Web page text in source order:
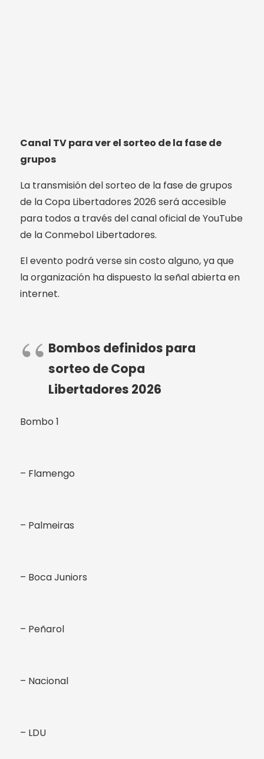
Canal TV para ver el sorteo de la fase de
grupos
La transmisión del sorteo de la fase de grupos
de la Copa Libertadores 2026 será accesible
para todos a través del canal oficial de YouTube
de la Conmebol Libertadores.
El evento podrá verse sin costo alguno, ya que
la organización ha dispuesto la señal abierta en
internet.
Bombos definidos para
sorteo de Copa
Libertadores 2026
Bombo 1
– Flamengo
– Palmeiras
– Boca Juniors
– Peñarol
– Nacional
– LDU